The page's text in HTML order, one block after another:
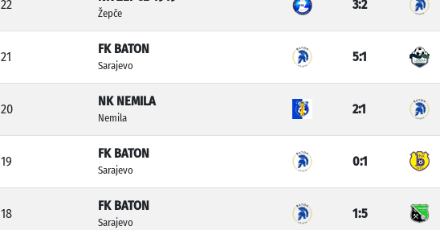
22
Žepče
3:2
21
FK BATON
Sarajevo
5:1
20
NK NEMILA
Nemila
2:1
19
FK BATON
Sarajevo
0:1
18
FK BATON
Sarajevo
1:5